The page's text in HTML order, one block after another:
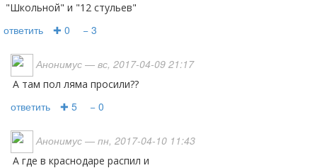
"Школьной" и "12 стульев"
ответить ✚ 0 − 3
Анонимус — вс, 2017-04-09 21:17
а там пол ляма просили??
ответить ✚ 5 − 0
Анонимус — пн, 2017-04-10 11:43
а где в краснодаре распил и